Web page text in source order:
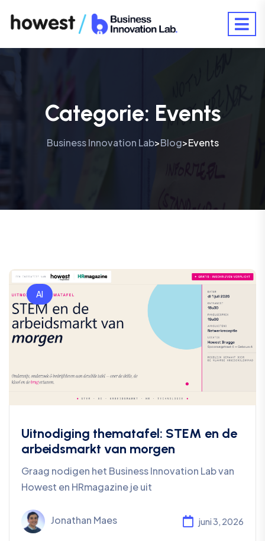
Categorie: Events
Business Innovation Lab>Blog>Events
AI
Uitnodiging thematafel: STEM en de
arbeidsmarkt van morgen
Graag nodigen het Business Innovation Lab van
Howest en HRmagazine je uit
Jonathan Maes juni 3, 2026